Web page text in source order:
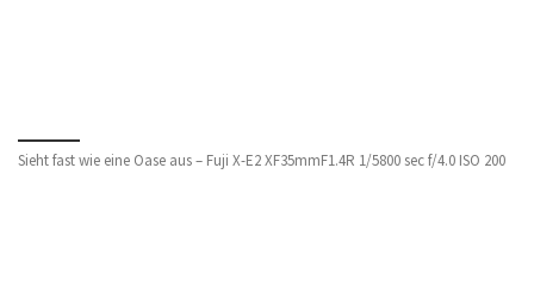
Sieht fast wie eine Oase aus – Fuji X-E2 XF35mmF1.4R 1/5800 sec f/4.0 ISO 200